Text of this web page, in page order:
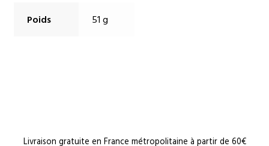
Poids 51 g
Livraison gratuite en France métropolitaine à partir de 60€